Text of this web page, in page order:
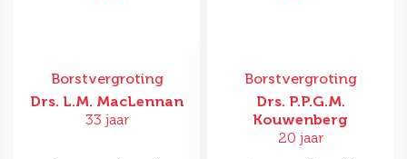
Borstvergroting
Drs. L.M. MacLennan
33 jaar
Borstvergroting
Drs. P.P.G.M.
Kouwenberg
20 jaar